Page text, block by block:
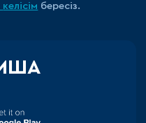
келісім бересіз.